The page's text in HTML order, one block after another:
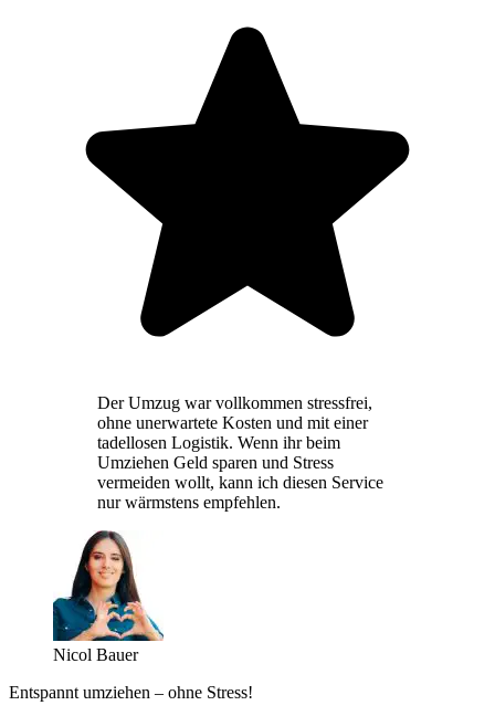
Der Umzug war vollkommen stressfrei,
ohne unerwartete Kosten und mit einer
tadellosen Logistik. Wenn ihr beim
Umziehen Geld sparen und Stress
vermeiden wollt, kann ich diesen Service
nur wärmstens empfehlen.
Nicol Bauer
Entspannt umziehen – ohne Stress!